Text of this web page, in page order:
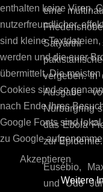
eine
Satyarthi
vergeben. In
Ausgabe
Nürburgring
das Ebola
zur Epidemie.
Eusébio,
und Udo
enthalten keine Viren.
nutzerfreundlicher,
sind kleine
werden und die euer
übermittelt. Die
Cookies sind so
nach Ende Ihres
Google Fonts sind
zu Google
Akzeptieren
Weitere